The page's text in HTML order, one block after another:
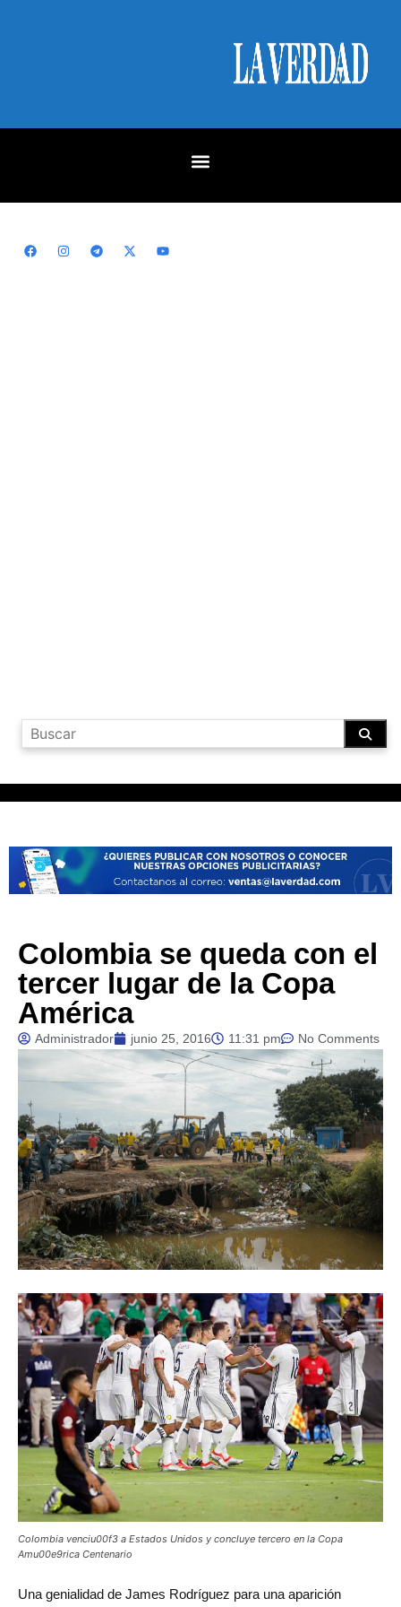
Colombia se queda con el
tercer lugar de la Copa
América
Administrador junio 25, 2016 11:31 pm No Comments
Colombia venciu00f3 a Estados Unidos y concluye tercero en la Copa
Amu00e9rica Centenario
Una genialidad de James Rodríguez para una aparición